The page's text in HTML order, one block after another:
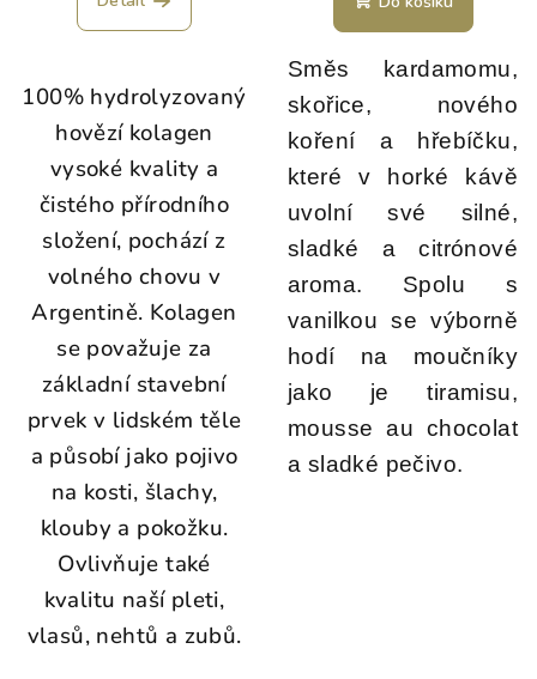
100% hydrolyzovaný
hovězí kolagen
vysoké kvality a
čistého přírodního
složení, pochází z
volného chovu v
Argentině. Kolagen
se považuje za
základní stavební
prvek v lidském těle
a působí jako pojivo
na kosti, šlachy,
klouby a pokožku.
Ovlivňuje také
kvalitu naší pleti,
vlasů, nehtů a zubů.
Směs kardamomu,
skořice, nového
koření a hřebíčku,
které v horké kávě
uvolní své silné,
sladké a citrónové
aroma. Spolu s
vanilkou se výborně
hodí na moučníky
jako je tiramisu,
mousse au chocolat
a sladké pečivo.